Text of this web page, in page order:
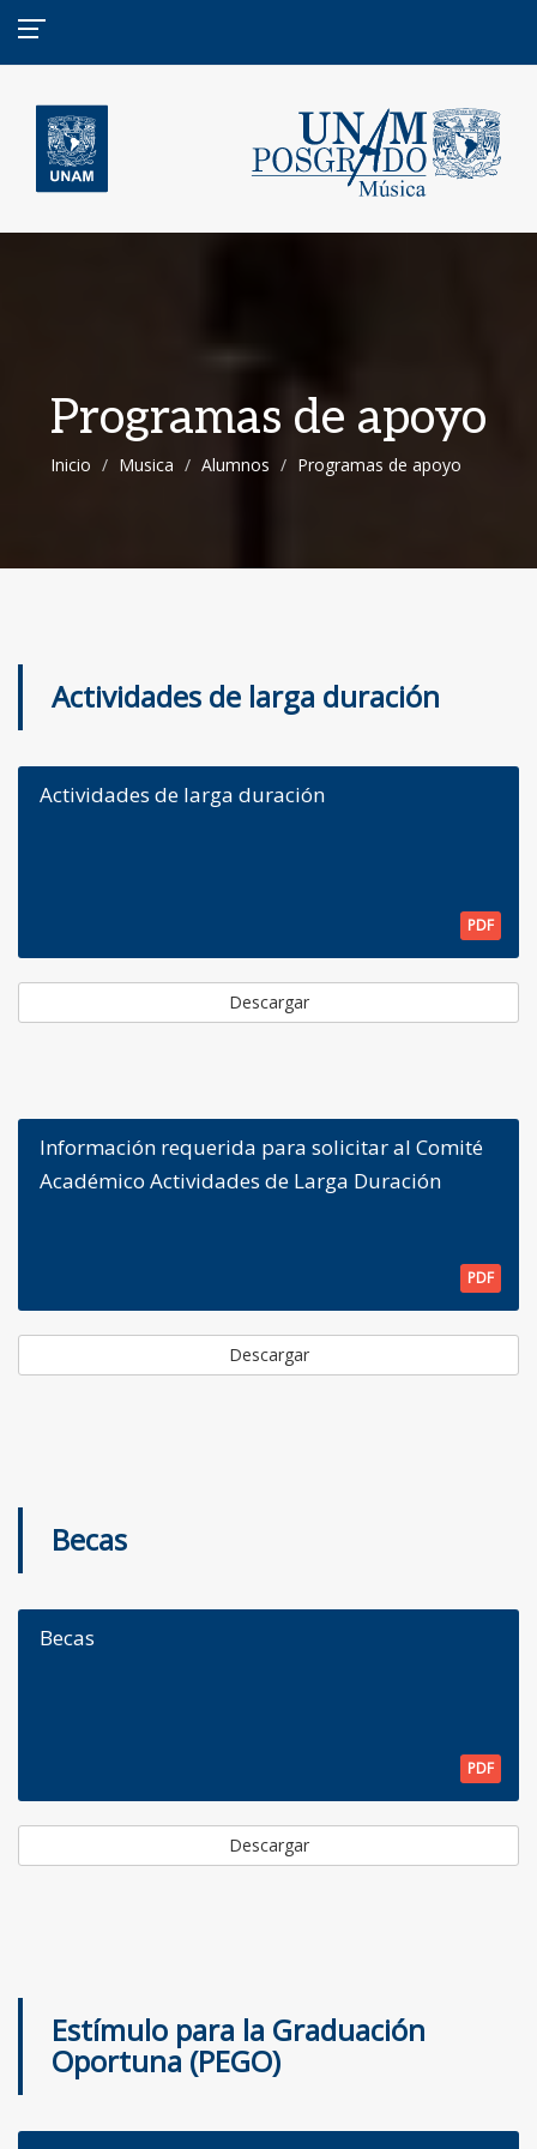
Programas de apoyo
Inicio Musica Alumnos Programas de apoyo
Actividades de larga duración
Actividades de larga duración
PDF
Descargar
Información requerida para solicitar al Comité
Académico Actividades de Larga Duración
PDF
Descargar
Becas
Becas
PDF
Descargar
Estímulo para la Graduación
Oportuna (PEGO)